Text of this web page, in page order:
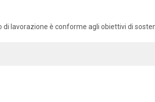
lavorazione è conforme agli obiettivi di